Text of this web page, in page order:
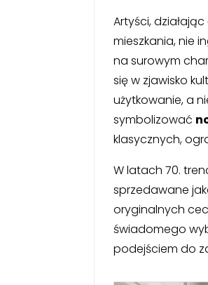
Artyści,
mieszkania, nie
na surowym
się w zjawisko
użytkowanie, a
symbolizować
klasycznych,
W latach 70.
sprzedawane
oryginalnych
świadomego
podejściem do